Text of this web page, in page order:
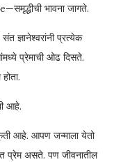
भावना जागते.
ज्ञानेश्वरांनी प्रत्येक
प्रेमाची ओढ दिसते.
आहे.
आहे. आपण जन्माला येतो
प्रेम असते. पण जीवनातील